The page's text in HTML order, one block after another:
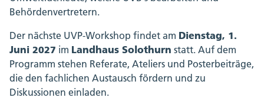
Behördenvertretern.
Der nächste UVP‑Workshop findet am Dienstag, 1.
Juni 2027 im Landhaus Solothurn statt. Auf dem
Programm stehen Referate, Ateliers und Posterbeiträge,
die den fachlichen Austausch fördern und zu
Diskussionen einladen.